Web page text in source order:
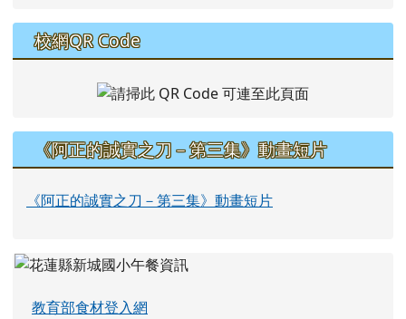
校網QR Code
《阿正的誠實之刀－第三集》動畫短片
《阿正的誠實之刀－第三集》動畫短片
教育部食材登入網